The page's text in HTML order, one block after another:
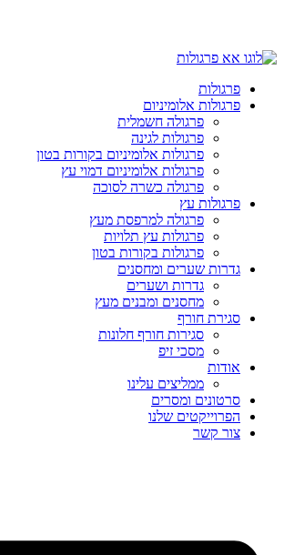
פרגולות
פרגולות אלומיניום
פרגולה חשמלית
פרגולות לגינה
פרגולות אלומיניום בקורות בטון
פרגולות אלומיניום דמוי עץ
פרגולה כשרה לסוכה
פרגולות עץ
פרגולה למרפסת מעץ
פרגולות עץ תלויות
פרגולות בקורות בטון
גדרות שערים ומחסנים
גדרות ושערים
מחסנים ומבנים מעץ
סגירת חורף
סגירות חורף חלונות
מסכי זיפ
אודות
ממליצים עלינו
סרטונים ומסרים
הפרוייקטים שלנו
צור קשר